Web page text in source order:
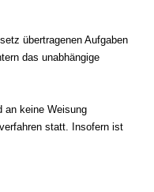
übertragenen Aufgaben
das unabhängige
an keine Weisung
statt. Insofern ist